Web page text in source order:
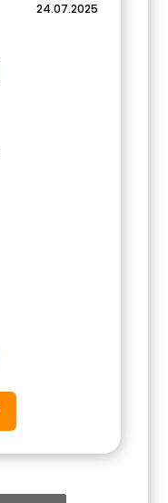
24.07.2025